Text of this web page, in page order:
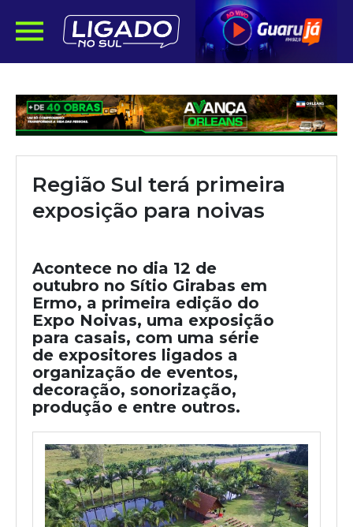
Região Sul terá primeira
exposição para noivas
Acontece no dia 12 de
outubro no Sítio Girabas em
Ermo, a primeira edição do
Expo Noivas, uma exposição
para casais, com uma série
de expositores ligados a
organização de eventos,
decoração, sonorização,
produção e entre outros.